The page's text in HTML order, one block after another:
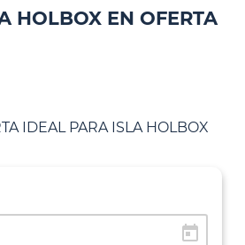
HOLBOX EN OFERTA
IDEAL PARA ISLA HOLBOX
today